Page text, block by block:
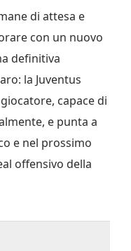
di attesa e
con un nuovo
definitiva
la Juventus
capace di
e punta a
e nel prossimo
offensivo della